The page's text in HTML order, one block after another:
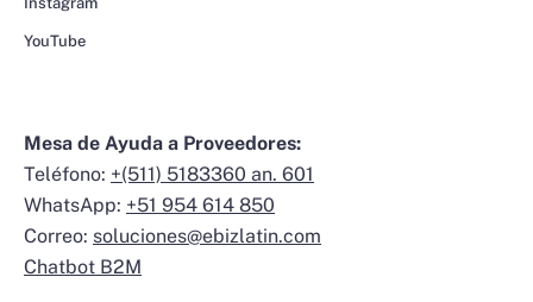
YouTube
Mesa de Ayuda a Proveedores:
Teléfono: +(511) 5183360 an. 601
WhatsApp: +51 954 614 850
Correo: soluciones@ebizlatin.com
Chatbot B2M